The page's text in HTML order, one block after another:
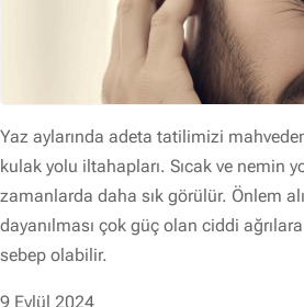
Yaz aylarında adeta tatilimizi
kulak yolu iltahapları. Sıcak ve nemin
zamanlarda daha sık görülür. Önlem
dayanılması çok güç olan ciddi
sebep olabilir.
9 Eylül 2024